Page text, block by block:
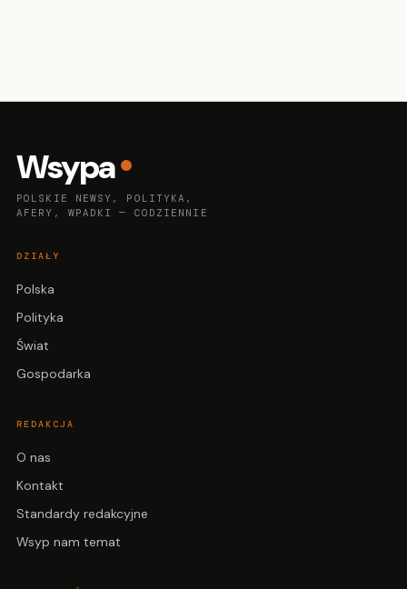
Wsypa
POLSKIE NEWSY, POLITYKA,
AFERY, WPADKI — CODZIENNIE
DZIAŁY
Polska
Polityka
Świat
Gospodarka
REDAKCJA
O nas
Kontakt
Standardy redakcyjne
Wsyp nam temat